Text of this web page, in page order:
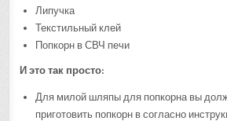
Липучка
Текстильный клей
Попкорн в СВЧ печи
И это так просто:
Для милой шляпы для попкорна вы
приготовить попкорн в согласно